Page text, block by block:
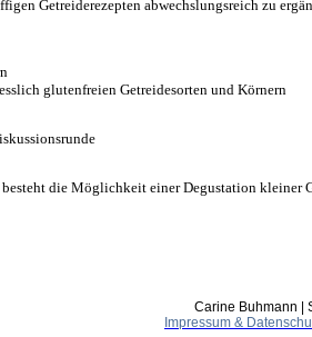
Getreiderezepten abwechslungsreich zu
glutenfreien Getreidesorten und Körnern
besteht die Möglichkeit einer Degustation kleiner
Carine Buhmann |
Impressum &